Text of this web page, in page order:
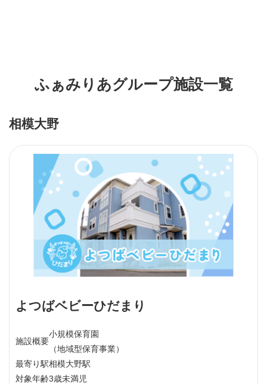
ふぁみりあグループ施設一覧
相模大野
よつばベビーひだまり
施設概要
小規模保育園
（地域型保育事業）
最寄り駅相模大野駅
対象年齢3歳未満児